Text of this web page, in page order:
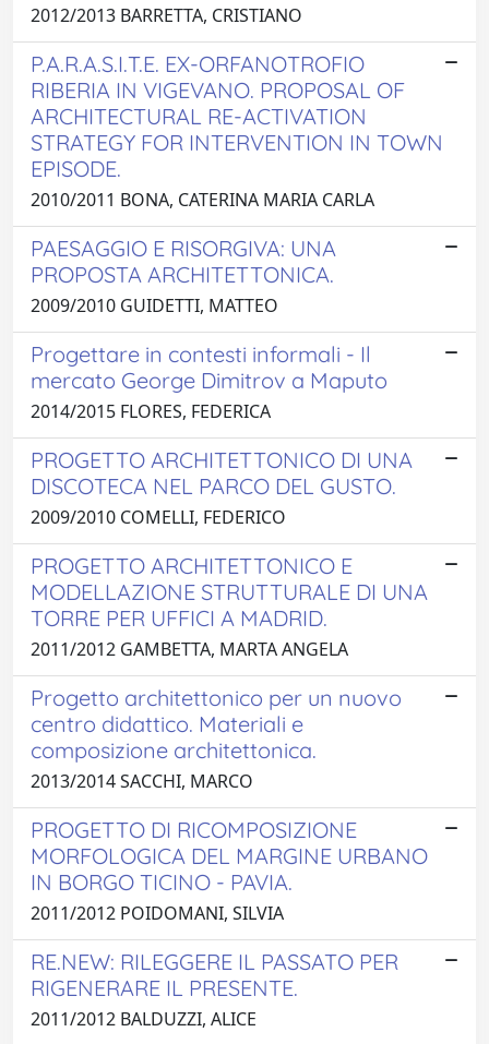
2012/2013 BARRETTA, CRISTIANO
P.A.R.A.S.I.T.E. EX-ORFANOTROFIO
RIBERIA IN VIGEVANO. PROPOSAL OF
ARCHITECTURAL RE-ACTIVATION
STRATEGY FOR INTERVENTION IN TOWN
EPISODE.
2010/2011 BONA, CATERINA MARIA CARLA
PAESAGGIO E RISORGIVA: UNA
PROPOSTA ARCHITETTONICA.
2009/2010 GUIDETTI, MATTEO
Progettare in contesti informali - Il
mercato George Dimitrov a Maputo
2014/2015 FLORES, FEDERICA
PROGETTO ARCHITETTONICO DI UNA
DISCOTECA NEL PARCO DEL GUSTO.
2009/2010 COMELLI, FEDERICO
PROGETTO ARCHITETTONICO E
MODELLAZIONE STRUTTURALE DI UNA
TORRE PER UFFICI A MADRID.
2011/2012 GAMBETTA, MARTA ANGELA
Progetto architettonico per un nuovo
centro didattico. Materiali e
composizione architettonica.
2013/2014 SACCHI, MARCO
PROGETTO DI RICOMPOSIZIONE
MORFOLOGICA DEL MARGINE URBANO
IN BORGO TICINO - PAVIA.
2011/2012 POIDOMANI, SILVIA
RE.NEW: RILEGGERE IL PASSATO PER
RIGENERARE IL PRESENTE.
2011/2012 BALDUZZI, ALICE